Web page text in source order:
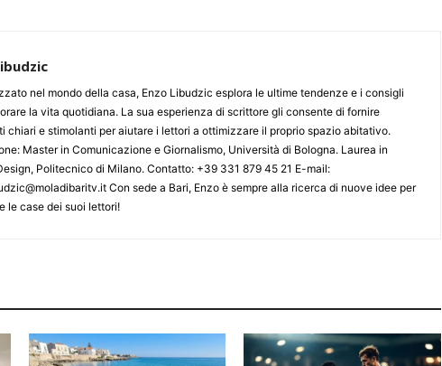
nel mondo della casa, Enzo Libudzic esplora le ultime tendenze e i consigli
la vita quotidiana. La sua esperienza di scrittore gli consente di fornire
chiari e stimolanti per aiutare i lettori a ottimizzare il proprio spazio abitativo.
Master in Comunicazione e Giornalismo, Università di Bologna. Laurea in
Politecnico di Milano. Contatto: +39 331 879 45 21 E-mail:
Con sede a Bari, Enzo è sempre alla ricerca di nuove idee per
le case dei suoi lettori!